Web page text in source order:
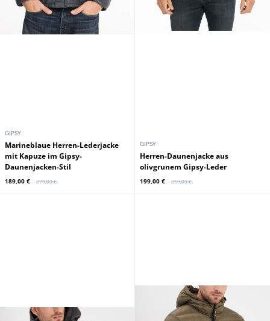
GIPSY
Marineblaue Herren-Lederjacke
mit Kapuze im Gipsy-
Daunenjacken-Stil
189,00 € 279,00 €
GIPSY
Herren-Daunenjacke aus
olivgrunem Gipsy-Leder
199,00 € 259,00 €